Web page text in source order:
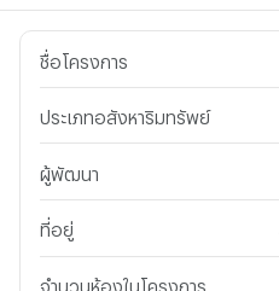
ชื่อโครงการ
ประเภทอสังหาริมทรัพย์
ผู้พัฒนา
ที่อยู่
จำนวนห้องในโครงการ